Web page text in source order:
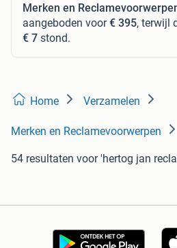
Merken en
aangeboden voor€ 395, terwijl
€ 7 stond.
Home Verzamelen
Merken en Reclamevoorwerpen
54 resultaten voor 'hertog jan